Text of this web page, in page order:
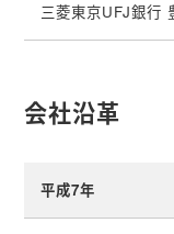
三菱東京UFJ銀行
会社沿革
平成7年